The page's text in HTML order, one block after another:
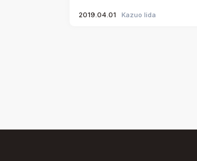
2019.04.01 Kazuo Iida